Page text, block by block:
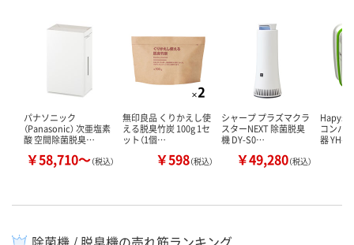
パナソニック
（Panasonic） 次亜塩素
酸 空間除菌脱臭…
￥58,710～（税込）
無印良品 くりかえし使
える脱臭竹炭 100g 1セ
ット（1個…
￥598（税込）
シャープ プラズマクラ
スターNEXT 除菌脱臭
機 DY-S0…
￥49,280（税込）
コンパ
器 YH-